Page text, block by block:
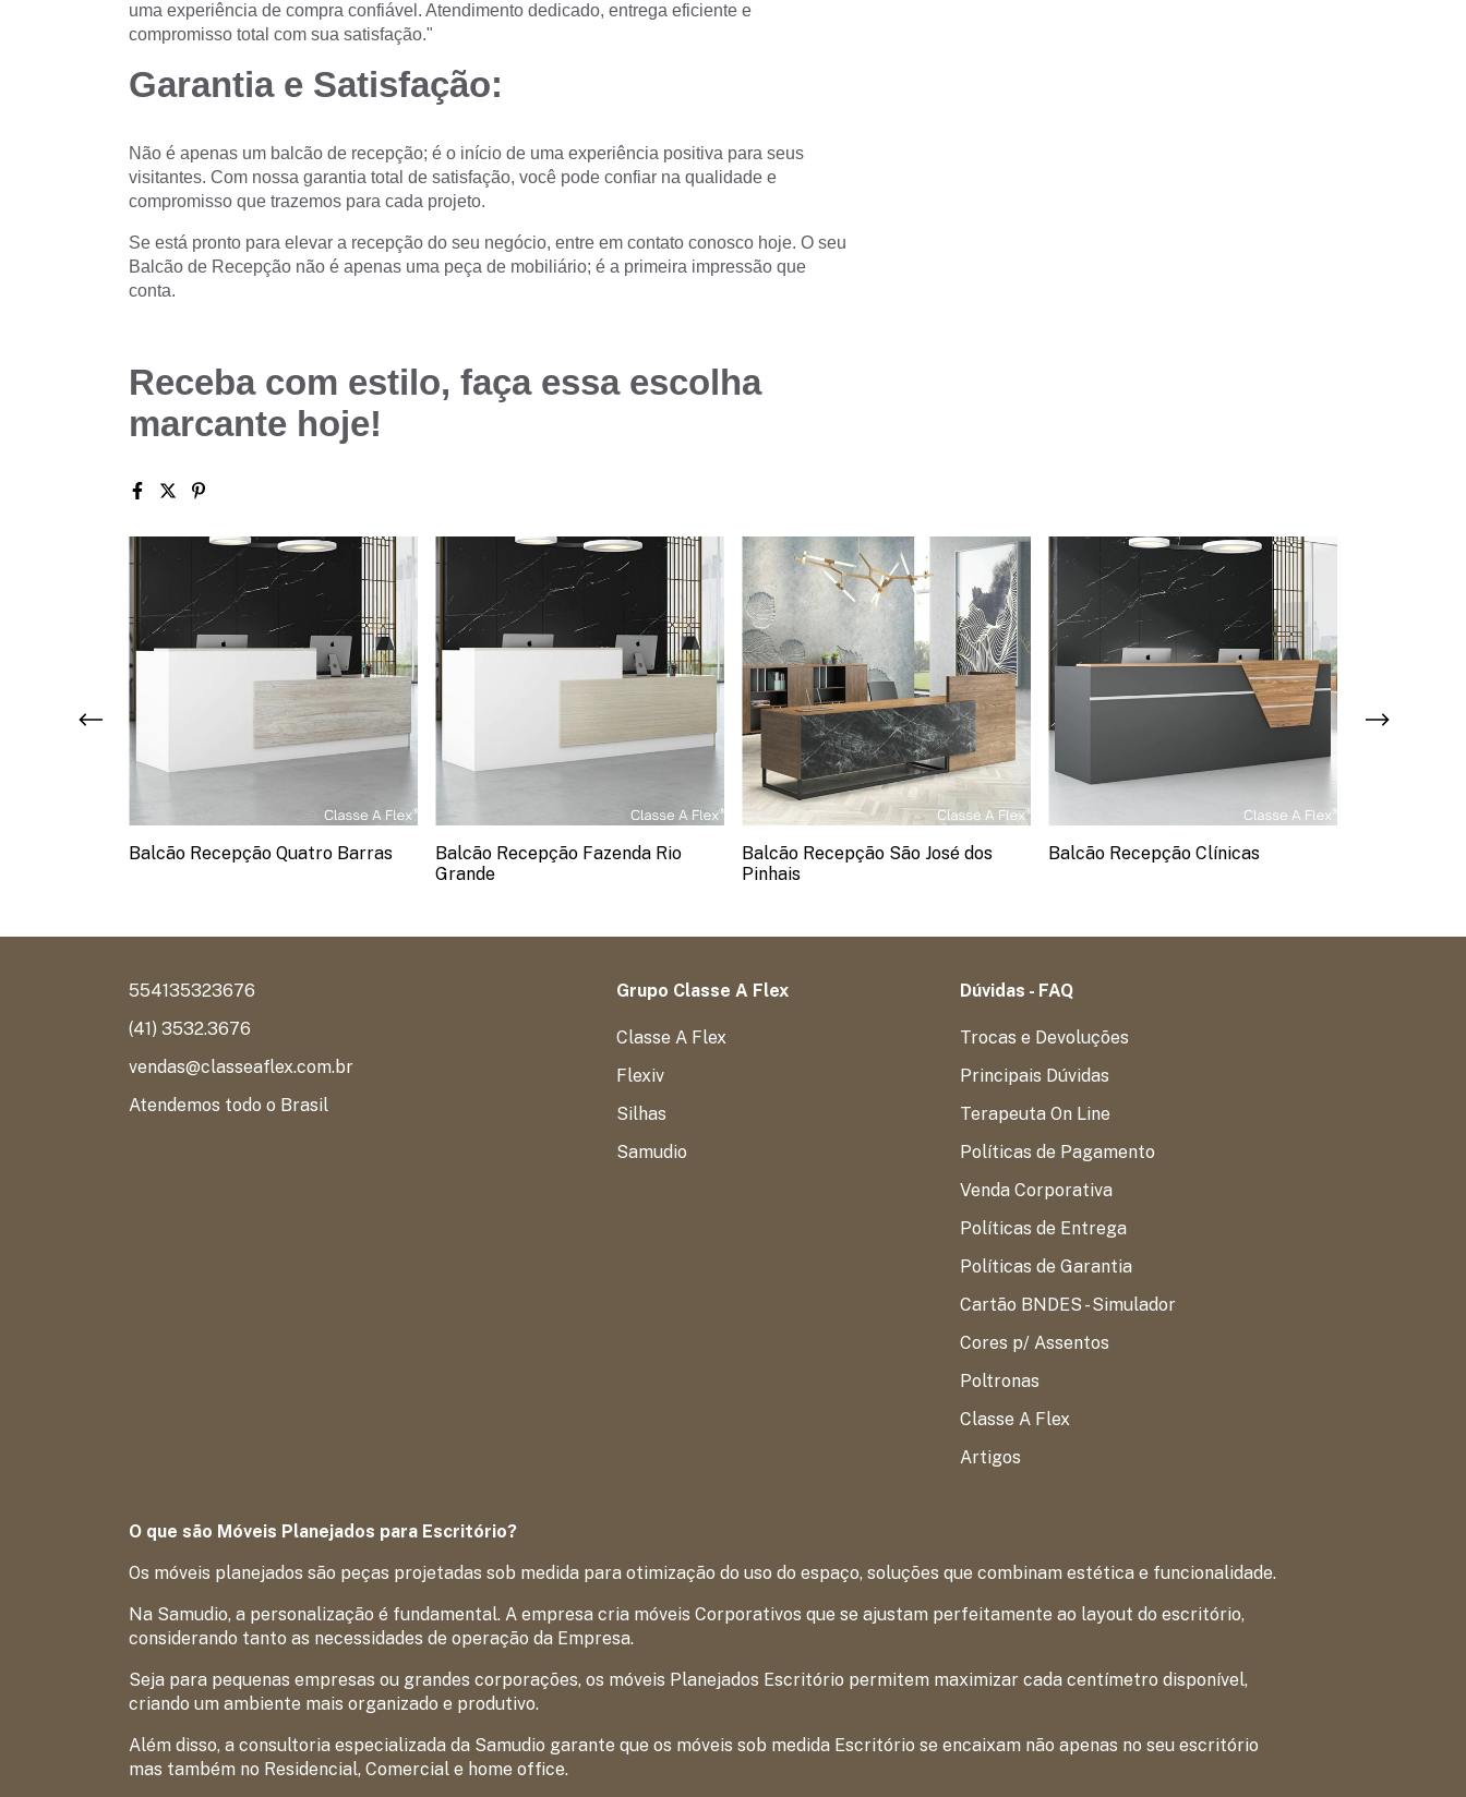
uma experiência de compra confiável. Atendimento dedicado, entrega eficiente e
compromisso total com sua satisfação."
Garantia e Satisfação:
Não é apenas um balcão de recepção; é o início de uma experiência positiva para seus
visitantes. Com nossa garantia total de satisfação, você pode confiar na qualidade e
compromisso que trazemos para cada projeto.
Se está pronto para elevar a recepção do seu negócio, entre em contato conosco hoje. O seu
Balcão de Recepção não é apenas uma peça de mobiliário; é a primeira impressão que
conta.
Receba com estilo, faça essa escolha
marcante hoje!
Balcão Recepção Quatro Barras
Balcão Recepção Fazenda Rio
Grande
Balcão Recepção São José dos
Pinhais
Balcão Recepção Clínicas
554135323676
(41) 3532.3676
vendas@classeaflex.com.br
Atendemos todo o Brasil
Grupo Classe A Flex
Classe A Flex
Flexiv
Silhas
Samudio
Dúvidas - FAQ
Trocas e Devoluções
Principais Dúvidas
Terapeuta On Line
Políticas de Pagamento
Venda Corporativa
Políticas de Entrega
Políticas de Garantia
Cartão BNDES - Simulador
Cores p/ Assentos
Poltronas
Classe A Flex
Artigos
O que são Móveis Planejados para Escritório?
Os móveis planejados são peças projetadas sob medida para otimização do uso do espaço, soluções que combinam estética e funcionalidade.
Na Samudio, a personalização é fundamental. A empresa cria móveis Corporativos que se ajustam perfeitamente ao layout do escritório,
considerando tanto as necessidades de operação da Empresa.
Seja para pequenas empresas ou grandes corporações, os móveis Planejados Escritório permitem maximizar cada centímetro disponível,
criando um ambiente mais organizado e produtivo.
Além disso, a consultoria especializada da Samudio garante que os móveis sob medida Escritório se encaixam não apenas no seu escritório
mas também no Residencial, Comercial e home office.